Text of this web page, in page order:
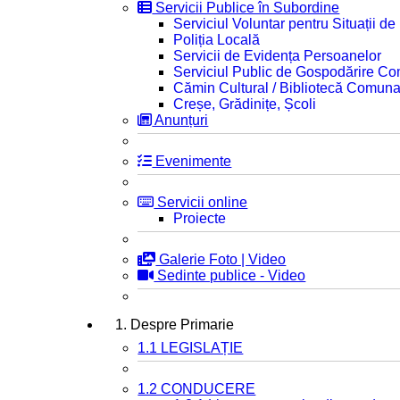
Servicii Publice în Subordine
Serviciul Voluntar pentru Situații de
Poliția Locală
Servicii de Evidența Persoanelor
Serviciul Public de Gospodărire
Cămin Cultural / Bibliotecă
Creșe, Grădinițe, Școli
Anunțuri
Evenimente
Servicii online
Proiecte
Galerie Foto | Video
Sedinte publice - Video
1. Despre Primarie
1.1 LEGISLAȚIE
1.2 CONDUCERE